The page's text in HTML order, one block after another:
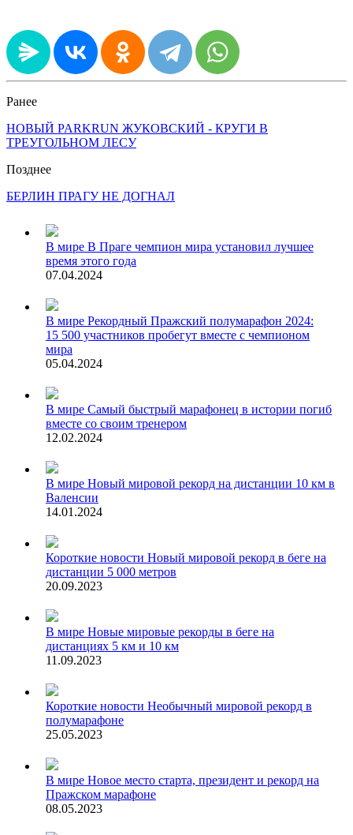
Ранее
НОВЫЙ PARKRUN ЖУКОВСКИЙ - КРУГИ В
ТРЕУГОЛЬНОМ ЛЕСУ
Позднее
БЕРЛИН ПРАГУ НЕ ДОГНАЛ
В мире В Праге чемпион мира установил лучшее
время этого года
07.04.2024
В мире Рекордный Пражский полумарафон 2024:
15 500 участников пробегут вместе с чемпионом
мира
05.04.2024
В мире Самый быстрый марафонец в истории погиб
вместе со своим тренером
12.02.2024
В мире Новый мировой рекорд на дистанции 10 км в
Валенсии
14.01.2024
Короткие новости Новый мировой рекорд в беге на
дистанции 5 000 метров
20.09.2023
В мире Новые мировые рекорды в беге на
дистанциях 5 км и 10 км
11.09.2023
Короткие новости Необычный мировой рекорд в
полумарафоне
25.05.2023
В мире Новое место старта, президент и рекорд на
Пражском марафоне
08.05.2023